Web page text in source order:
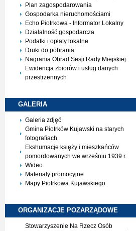
Plan zagospodarowania
Gospodarka nieruchomościami
Echo Piotrkowa - Informator Lokalny
Działalność gospodarcza
Podatki i opłaty lokalne
Druki do pobrania
Nagrania Obrad Sesji Rady Miejskiej
Ewidencja zbiorów i usług danych
przestrzennych
GALERIA
Galeria zdjęć
Gmina Piotrków Kujawski na starych
fotografiach
Ekshumacje księży i mieszkańców
pomordowanych we wrześniu 1939 r.
Wideo
Materiały promocyjne
Mapy Piotrkowa Kujawskiego
ORGANIZACJE POZARZĄDOWE
Stowarzyszenie Na Rzecz Osób